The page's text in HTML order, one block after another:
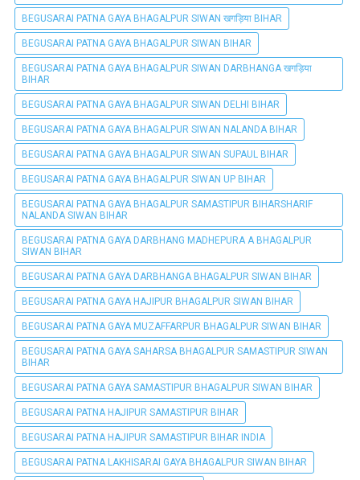
BEGUSARAI PATNA GAYA BHAGALPUR SIWAN खगड़िया BIHAR
BEGUSARAI PATNA GAYA BHAGALPUR SIWAN BIHAR
BEGUSARAI PATNA GAYA BHAGALPUR SIWAN DARBHANGA खगड़िया
BIHAR
BEGUSARAI PATNA GAYA BHAGALPUR SIWAN DELHI BIHAR
BEGUSARAI PATNA GAYA BHAGALPUR SIWAN NALANDA BIHAR
BEGUSARAI PATNA GAYA BHAGALPUR SIWAN SUPAUL BIHAR
BEGUSARAI PATNA GAYA BHAGALPUR SIWAN UP BIHAR
BEGUSARAI PATNA GAYA BHAGALPUR SAMASTIPUR BIHARSHARIF
NALANDA SIWAN BIHAR
BEGUSARAI PATNA GAYA DARBHANG MADHEPURA A BHAGALPUR
SIWAN BIHAR
BEGUSARAI PATNA GAYA DARBHANGA BHAGALPUR SIWAN BIHAR
BEGUSARAI PATNA GAYA HAJIPUR BHAGALPUR SIWAN BIHAR
BEGUSARAI PATNA GAYA MUZAFFARPUR BHAGALPUR SIWAN BIHAR
BEGUSARAI PATNA GAYA SAHARSA BHAGALPUR SAMASTIPUR SIWAN
BIHAR
BEGUSARAI PATNA GAYA SAMASTIPUR BHAGALPUR SIWAN BIHAR
BEGUSARAI PATNA HAJIPUR SAMASTIPUR BIHAR
BEGUSARAI PATNA HAJIPUR SAMASTIPUR BIHAR INDIA
BEGUSARAI PATNA LAKHISARAI GAYA BHAGALPUR SIWAN BIHAR